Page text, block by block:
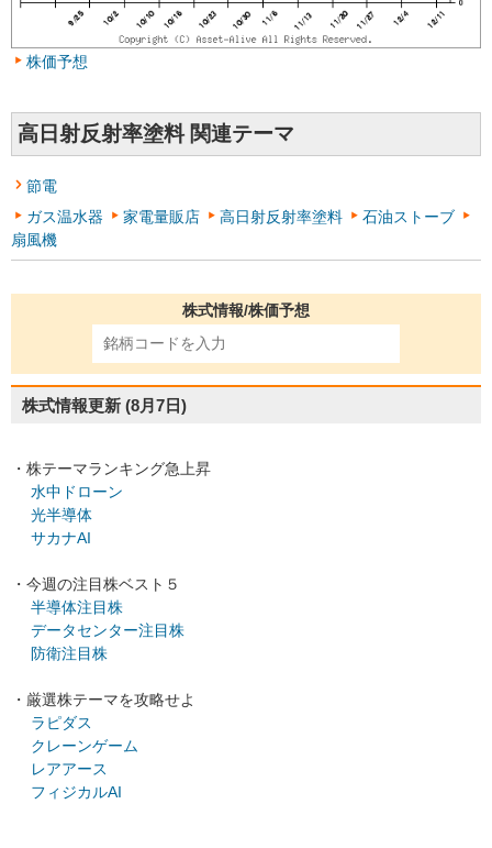
株価予想
高日射反射率塗料 関連テーマ
節電
ガス温水器
家電量販店 高日射反射率塗料
石油ストーブ
扇風機
株式情報/株価予想
株式情報更新 (8月7日)
・株テーマランキング急上昇
水中ドローン
光半導体
サカナAI
・今週の注目株ベスト５
半導体注目株
データセンター注目株
防衛注目株
・厳選株テーマを攻略せよ
ラピダス
クレーンゲーム
レアアース
フィジカルAI